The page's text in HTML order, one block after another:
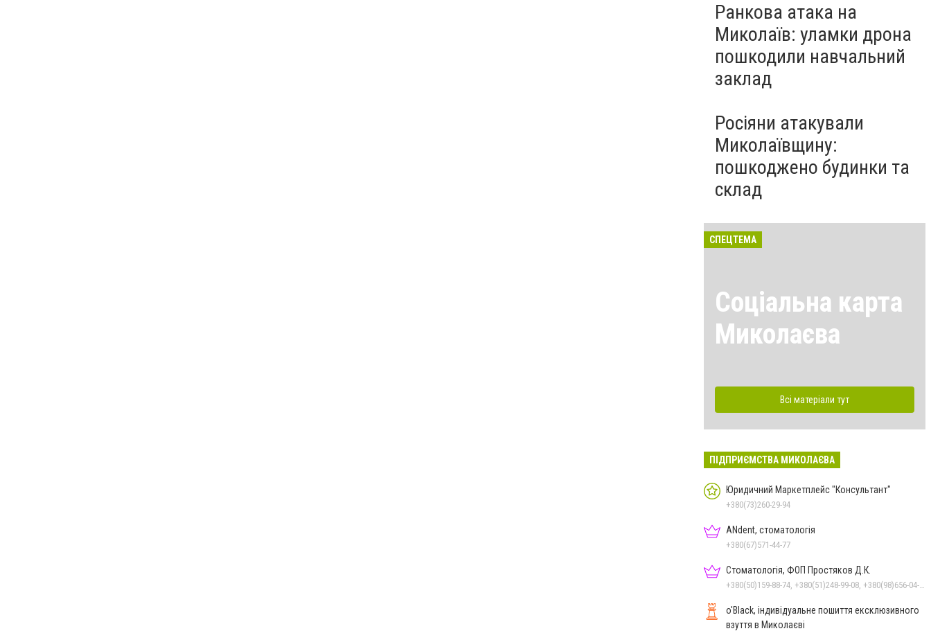
Ранкова атака на
Миколаїв: уламки дрона
пошкодили навчальний
заклад
Росіяни атакували
Миколаївщину:
пошкоджено будинки та
склад
СПЕЦТЕМА
Соціальна карта
Миколаєва
Всі матеріали тут
ПІДПРИЄМСТВА МИКОЛАЄВА
Юридичний Маркетплейс "Консультант"
+380(73)260-29-94
ANdent, стоматологія
+380(67)571-44-77
Стоматологія, ФОП Простяков Д.К.
o'Black, індивідуальне пошиття ексклюзивного
взуття в Миколаєві